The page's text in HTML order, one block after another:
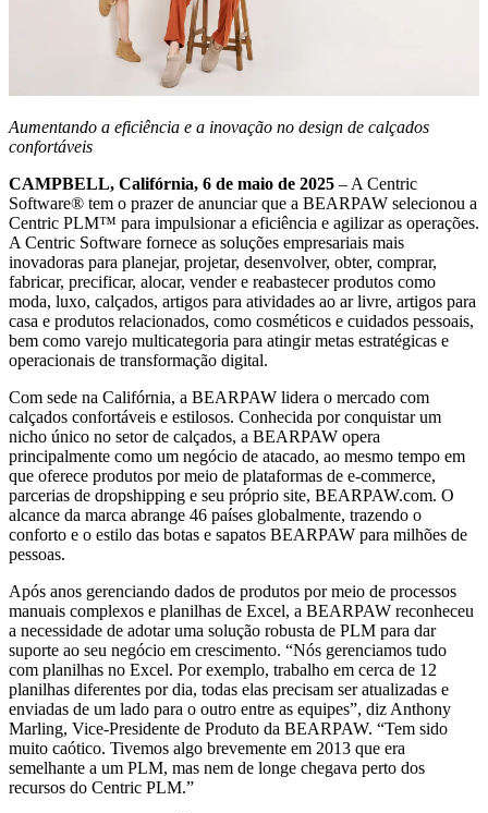
Aumentando a eficiência e a inovação no design de calçados
confortáveis
CAMPBELL, Califórnia, 6 de maio de 2025 – A Centric
Software® tem o prazer de anunciar que a BEARPAW selecionou a
Centric PLM™ para impulsionar a eficiência e agilizar as operações.
A Centric Software fornece as soluções empresariais mais
inovadoras para planejar, projetar, desenvolver, obter, comprar,
fabricar, precificar, alocar, vender e reabastecer produtos como
moda, luxo, calçados, artigos para atividades ao ar livre, artigos para
casa e produtos relacionados, como cosméticos e cuidados pessoais,
bem como varejo multicategoria para atingir metas estratégicas e
operacionais de transformação digital.
Com sede na Califórnia, a BEARPAW lidera o mercado com
calçados confortáveis e estilosos. Conhecida por conquistar um
nicho único no setor de calçados, a BEARPAW opera
principalmente como um negócio de atacado, ao mesmo tempo em
que oferece produtos por meio de plataformas de e-commerce,
parcerias de dropshipping e seu próprio site, BEARPAW.com. O
alcance da marca abrange 46 países globalmente, trazendo o
conforto e o estilo das botas e sapatos BEARPAW para milhões de
pessoas.
Após anos gerenciando dados de produtos por meio de processos
manuais complexos e planilhas de Excel, a BEARPAW reconheceu
a necessidade de adotar uma solução robusta de PLM para dar
suporte ao seu negócio em crescimento. “Nós gerenciamos tudo
com planilhas no Excel. Por exemplo, trabalho em cerca de 12
planilhas diferentes por dia, todas elas precisam ser atualizadas e
enviadas de um lado para o outro entre as equipes”, diz Anthony
Marling, Vice-Presidente de Produto da BEARPAW. “Tem sido
muito caótico. Tivemos algo brevemente em 2013 que era
semelhante a um PLM, mas nem de longe chegava perto dos
recursos do Centric PLM.”